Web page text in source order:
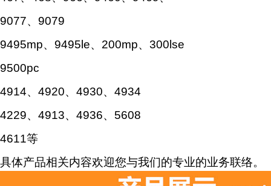
9077、9079
9495mp、9495le、200mp、300lse
9500pc
4914、4920、4930、4934
4229、4913、4936、5608
4611等
具体产品相关内容欢迎您与我们的专业的业务联络。